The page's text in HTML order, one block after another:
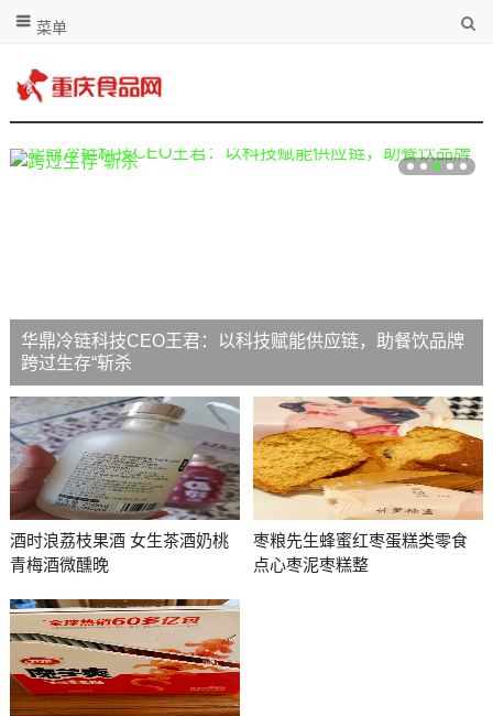
菜单
华鼎冷链科技CEO王君：以科技赋能供应链，助餐饮品牌
跨过生存“斩杀
酒时浪荔枝果酒 女生茶酒奶桃
青梅酒微醺晚
枣粮先生蜂蜜红枣蛋糕类零食
点心枣泥枣糕整